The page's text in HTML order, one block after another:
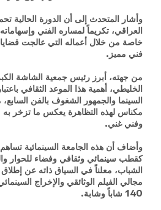
وأشار المتحدث إلى أن الدورة الحالية
العراقي، تكريماً لمساره الفني
خاصة من خلال أعماله التي عالجت قضايا
فني مميز.
من جهته، أبرز رئيس جمعية الشاشة
الخليطي، أهمية هذا الموعد الثقافي
السينما والجمهور الشغوف بالفن
مكناس لهذه التظاهرة يعكس ما تزخر
وفني غني.
وأضاف أن هذه الجامعة السينمائية
كقطب سينمائي وثقافي وفضاء للحوار
الشباب، معلناً في السياق ذاته عن
مجالي الفيلم الوثائقي والإخراج
140 شاباً وشابة.